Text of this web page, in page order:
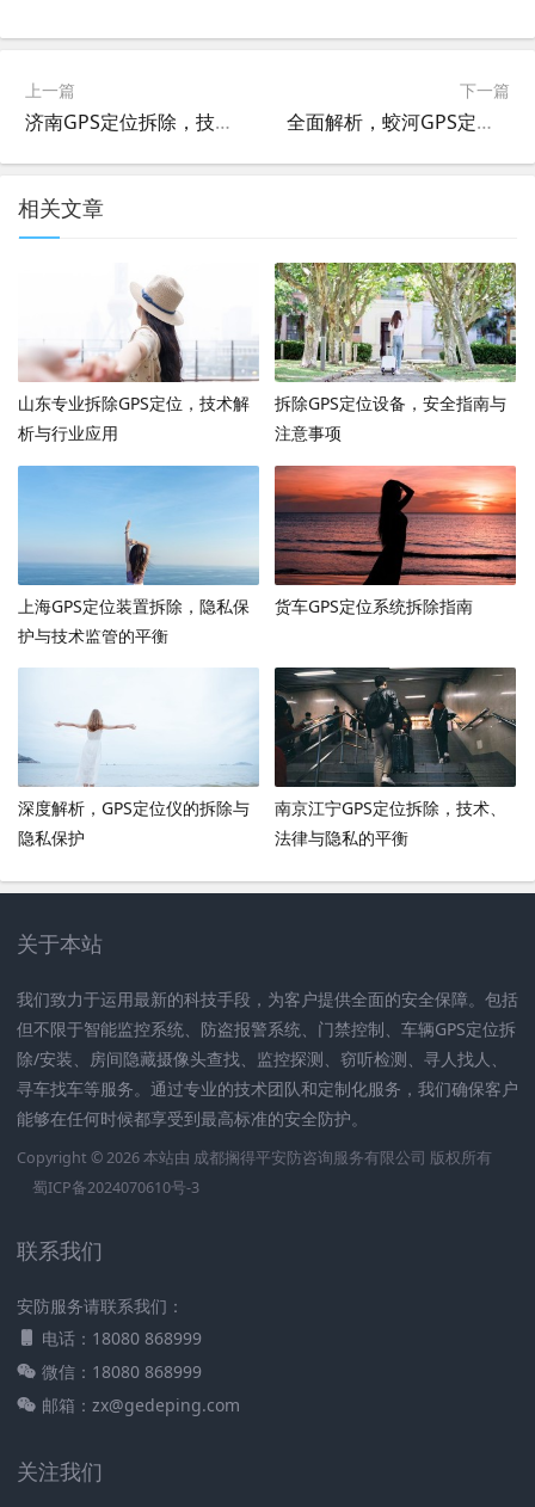
上一篇
济南GPS定位拆除，技术、法规与实践
下一篇
全面解析，蛟河GPS定位系统拆除的必要性与实施策略
相关文章
山东专业拆除GPS定位，技术解
析与行业应用
拆除GPS定位设备，安全指南与
注意事项
上海GPS定位装置拆除，隐私保
护与技术监管的平衡
货车GPS定位系统拆除指南
深度解析，GPS定位仪的拆除与
隐私保护
南京江宁GPS定位拆除，技术、
法律与隐私的平衡
关于本站
我们致力于运用最新的科技手段，为客户提供全面的安全保障。包括
但不限于智能监控系统、防盗报警系统、门禁控制、车辆GPS定位拆
除/安装、房间隐藏摄像头查找、监控探测、窃听检测、寻人找人、
寻车找车等服务。通过专业的技术团队和定制化服务，我们确保客户
能够在任何时候都享受到最高标准的安全防护。
Copyright © 2026 本站由 成都搁得平安防咨询服务有限公司 版权所有
蜀ICP备2024070610号-3
联系我们
安防服务请联系我们：
电话：18080 868999
微信：18080 868999
邮箱：zx@gedeping.com
关注我们